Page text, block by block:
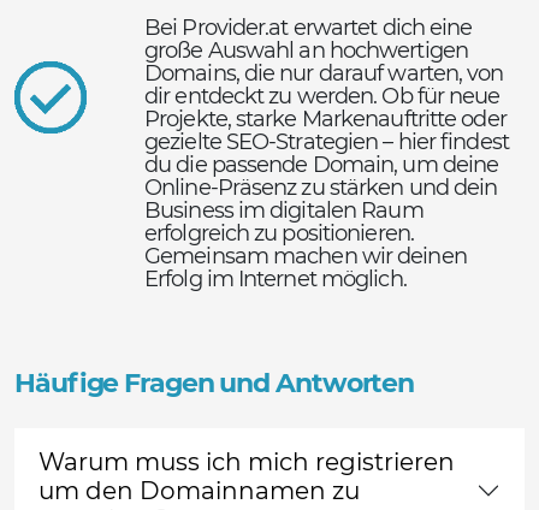
Bei Provider.at erwartet dich eine
große Auswahl an hochwertigen
Domains, die nur darauf warten, von
dir entdeckt zu werden. Ob für neue
Projekte, starke Markenauftritte oder
gezielte SEO-Strategien – hier findest
du die passende Domain, um deine
Online-Präsenz zu stärken und dein
Business im digitalen Raum
erfolgreich zu positionieren.
Gemeinsam machen wir deinen
Erfolg im Internet möglich.
Häufige Fragen und Antworten
Warum muss ich mich registrieren
um den Domainnamen zu